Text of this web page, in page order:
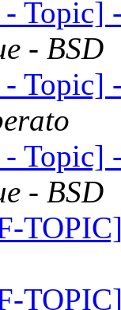
Topic]
- BSD
Topic]
Topic]
- BSD